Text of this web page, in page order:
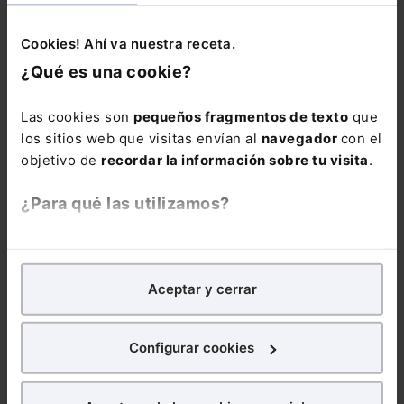
Cookies! Ahí va nuestra receta.
¿Qué es una cookie?
Las cookies son pequeños fragmentos de texto que
los sitios web que visitas envían al navegador con el
objetivo de recordar la información sobre tu visita.
¿Para qué las utilizamos?
analíticospara tratar demejorar tu experienciaen
nuestra página web. También con fines publicitarios,
para poder mostrarte publicidad y contenidos de tu
¿Qué puedes hacer?
Aceptar y cerrar
Configurar cookies
medidas urgentes de
social
Reglamentos
inscripción y
Seguridad Social
para la anticipación
de la jubilación de
trabajadores con
retribución variable:
¿cómo inciden las
ausencias del
trabajador?
lo más leído